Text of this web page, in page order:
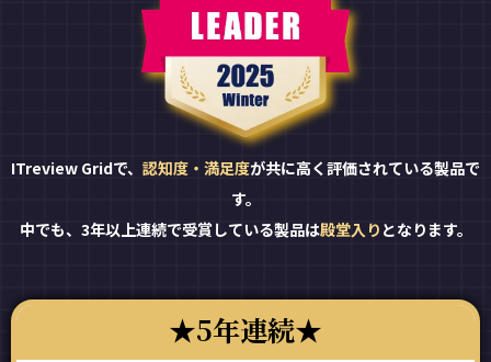
ITreview Gridで、 認知度・満足度が共に高く評価されている製品で
す。
中でも、3年以上連続で受賞している製品は殿堂入り となります。
5年連続